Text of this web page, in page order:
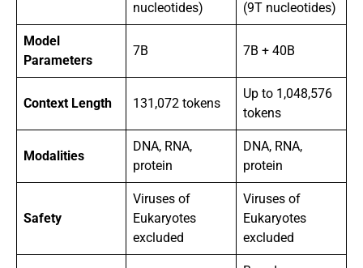
nucleotides)
(9T nucleotides)
Model
Parameters
7B 7B + 40B
Context Length 131,072 tokens
Up to 1,048,576
tokens
Modalities
DNA, RNA,
protein
DNA, RNA,
protein
Safety
Viruses of
Eukaryotes
excluded
Viruses of
Eukaryotes
excluded